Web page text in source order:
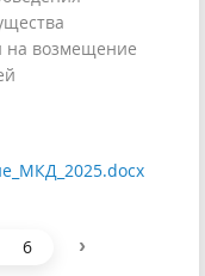
на возмещение
6 ›